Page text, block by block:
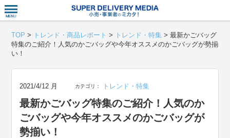
TOP > トレンド・商品レポート > トレンド・特集 >最新かごバッグ
特集のご紹介！人気のかごバッグや今年オススメのかごバッグが勢揃
い！
2021/4/12 月 カテゴリ： トレンド・特集
最新かごバッグ特集のご紹介！人気のか
ごバッグや今年オススメのかごバッグが
勢揃い！